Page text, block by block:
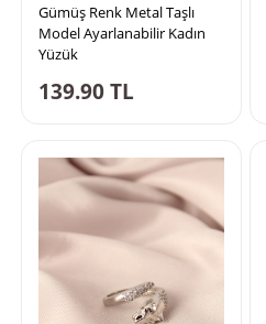
Gümüş Renk Metal Taşlı
Model Ayarlanabilir Kadın
Yüzük
139.90TL